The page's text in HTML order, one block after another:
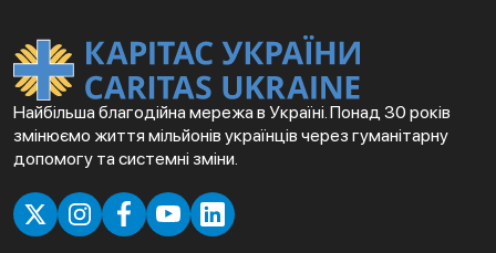
Найбільша благодійна мережа в Україні. Понад 30 років
змінюємо життя мільйонів українців через гуманітарну
допомогу та системні зміни.